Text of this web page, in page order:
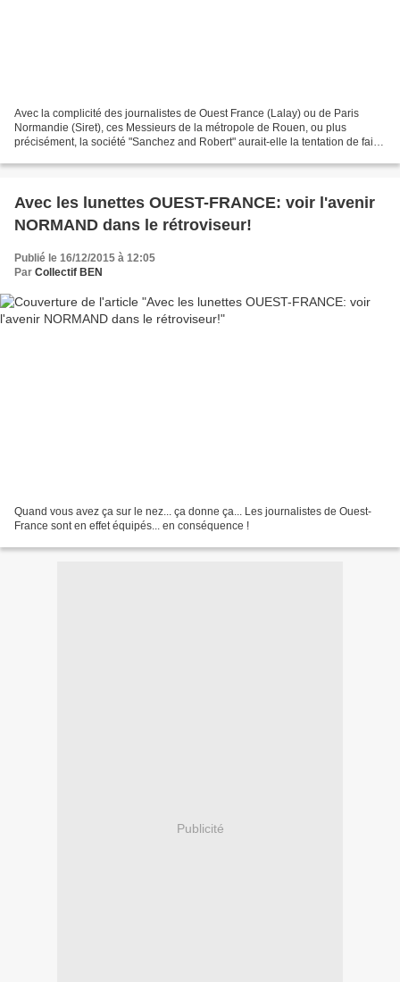
Avec la complicité des journalistes de Ouest France (Lalay) ou de Paris
Normandie (Siret), ces Messieurs de la métropole de Rouen, ou plus
précisément, la société "Sanchez and Robert" aurait-elle la tentation de faire
Avec les lunettes OUEST-FRANCE: voir l'avenir
NORMAND dans le rétroviseur!
Publié le 16/12/2015 à 12:05
Par Collectif BEN
Quand vous avez ça sur le nez... ça donne ça... Les journalistes de Ouest-
France sont en effet équipés... en conséquence !
Publicité